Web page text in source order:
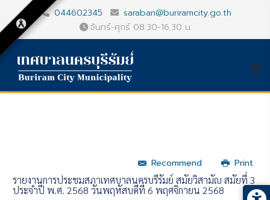
044602345
saraban@buriramcity.go.th
จันทร์-ศุกร์ 08.30-16.30 น.
Recommend
Print
รายงานการประชุมสภาเทศบาลนครบุรีรัมย์ สมัยวิสามัญ สมัยที่ 3
ประจำปี พ.ศ. 2568 วันพฤหัสบดีที่ 6 พฤศจิกายน 2568